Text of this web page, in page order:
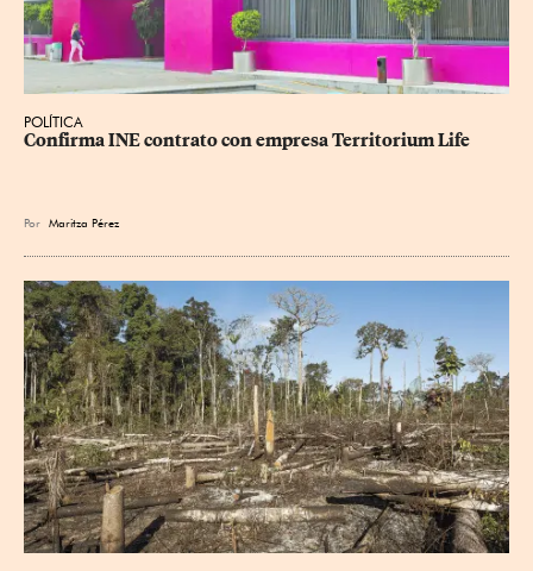
POLÍTICA
Confirma INE contrato con empresa Territorium Life
Por Maritza Pérez